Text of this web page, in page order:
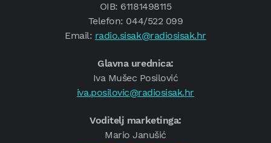
OIB: 61181498115
Telefon: 044/522 099
Email: radio.sisak@radiosisak.hr
Glavna urednica:
Iva Mušec Posilović
iva.posilovic@radiosisak.hr
Voditelj marketinga:
Mario Janušić